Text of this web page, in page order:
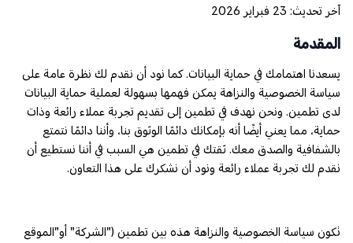
آخر تحديث: 23 فبراير 2026
المقدمة
يسعدنا اهتمامك في حماية البيانات. كما نود أن نقدم لك نظرة عامة على
سياسة الخصوصية والنزاهة يمكن فهمها بسهولة لعملية حماية البيانات
لدى تطمين. ونحن نهدف في تطمين إلى تقديم تجربة عملاء رائعة وذات
حماية، مما يعني أيضًا أنه بإمكانك دائمًا الوثوق بنا، وأننا دائمًا نتمتع
بالشفافية والصدق معك. ثقتك في تطمين هي السبب في أننا نستطيع أن
نقدم لك تجربة عملاء رائعة ونود أن نشكرك على هذا التعاون.
تكون سياسة الخصوصية والنزاهة هذه بين تطمين ("الشركة" أو"الموقع